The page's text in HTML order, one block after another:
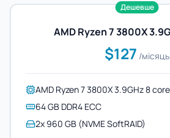
Дешевше
AMD Ryzen 7 3800X
$127 /місяць
AMD Ryzen 7 3800X 3.9GHz 8
64 GB DDR4 ECC
2x 960 GB (NVME SoftRAID)